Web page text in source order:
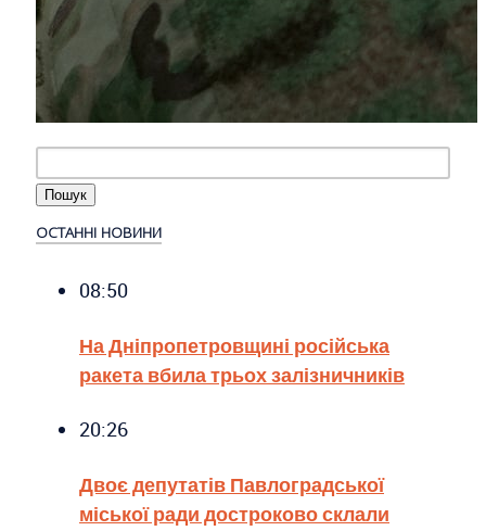
ОСТАННІ НОВИНИ
08:50
На Дніпропетровщині російська
ракета вбила трьох залізничників
20:26
Двоє депутатів Павлоградської
міської ради достроково склали